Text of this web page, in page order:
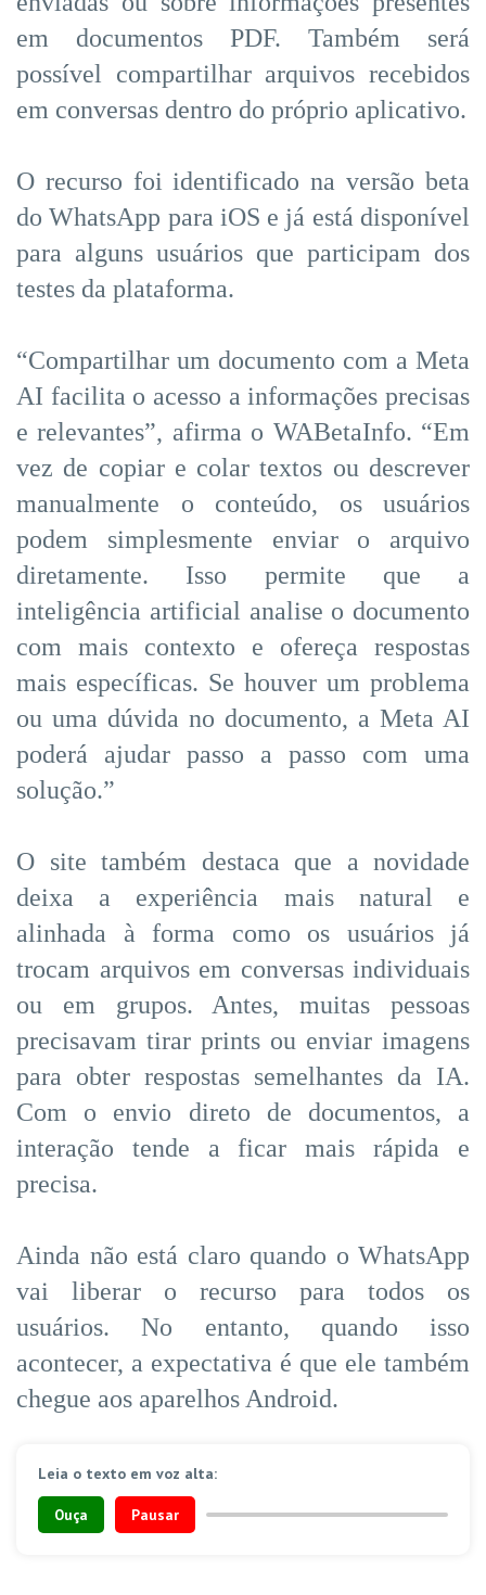
em documentos PDF. Também será
possível compartilhar arquivos recebidos
em conversas dentro do próprio aplicativo.
O recurso foi identificado na versão beta
do WhatsApp para iOS e já está disponível
para alguns usuários que participam dos
testes da plataforma.
“Compartilhar um documento com a Meta
AI facilita o acesso a informações precisas
e relevantes”, afirma o WABetaInfo. “Em
vez de copiar e colar textos ou descrever
manualmente o conteúdo, os usuários
podem simplesmente enviar o arquivo
diretamente. Isso permite que a
inteligência artificial analise o documento
com mais contexto e ofereça respostas
mais específicas. Se houver um problema
ou uma dúvida no documento, a Meta AI
poderá ajudar passo a passo com uma
solução.”
O site também destaca que a novidade
deixa a experiência mais natural e
alinhada à forma como os usuários já
trocam arquivos em conversas individuais
ou em grupos. Antes, muitas pessoas
precisavam tirar prints ou enviar imagens
para obter respostas semelhantes da IA.
Com o envio direto de documentos, a
interação tende a ficar mais rápida e
precisa.
Ainda não está claro quando o WhatsApp
vai liberar o recurso para todos os
usuários. No entanto, quando isso
acontecer, a expectativa é que ele também
chegue aos aparelhos Android.
Leia o texto em voz alta:
Ouça Pausar